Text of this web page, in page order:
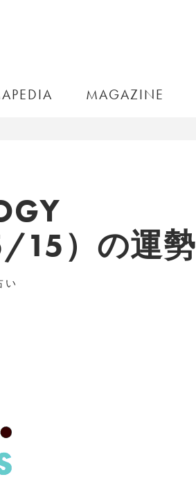
MAGAZINE
15）の運勢
い